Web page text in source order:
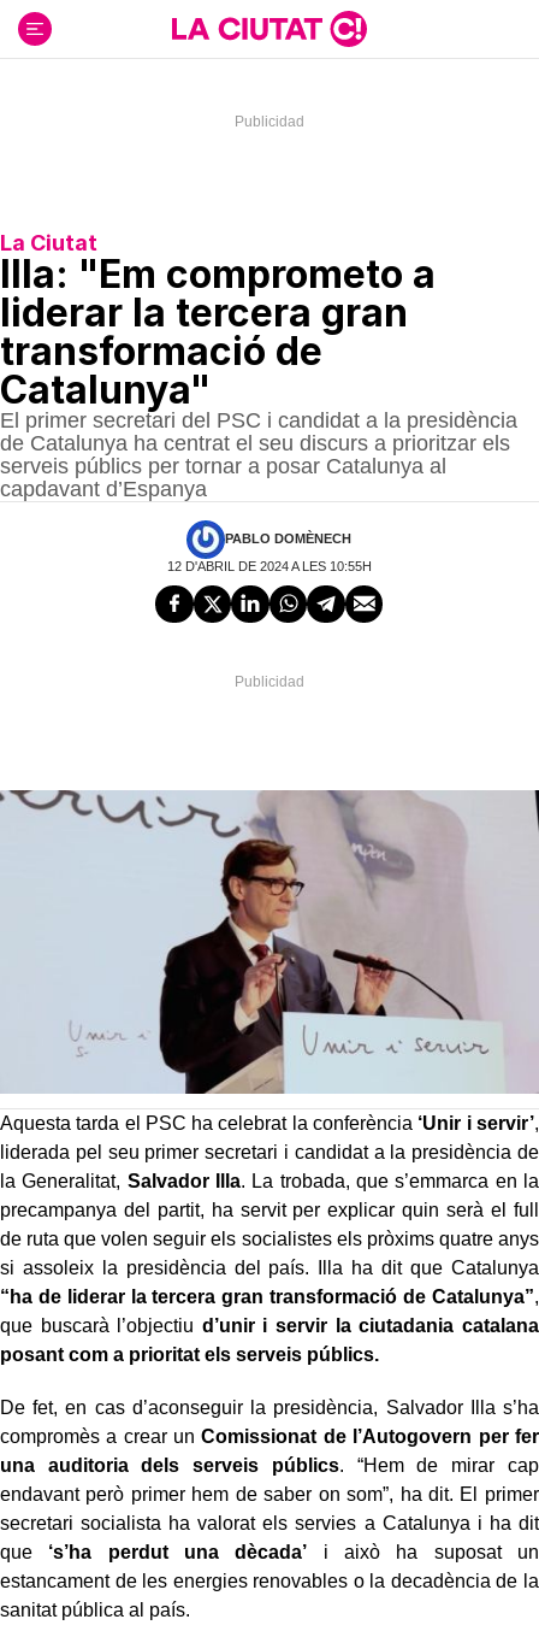
contenido
La Ciutat
Illa: "Em comprometo a
liderar la tercera gran
transformació de
Catalunya"
El primer secretari del PSC i candidat a la presidència
de Catalunya ha centrat el seu discurs a prioritzar els
serveis públics per tornar a posar Catalunya al
capdavant d’Espanya
PABLO DOMÈNECH
12 D'ABRIL DE 2024 A LES 10:55H
Aquesta tarda el PSC ha celebrat la conferència ‘Unir i servir’,
liderada pel seu primer secretari i candidat a la presidència de
la Generalitat, Salvador Illa. La trobada, que s’emmarca en la
precampanya del partit, ha servit per explicar quin serà el full
de ruta que volen seguir els socialistes els pròxims quatre anys
si assoleix la presidència del país. Illa ha dit que Catalunya
“ha de liderar la tercera gran transformació de Catalunya”,
que buscarà l’objectiu d’unir i servir la ciutadania catalana
posant com a prioritat els serveis públics.
De fet, en cas d’aconseguir la presidència, Salvador Illa s’ha
compromès a crear unComissionat de l’Autogovern per fer
una auditoria dels serveis públics. “Hem de mirar cap
endavant però primer hem de saber on som”, ha dit. El primer
secretari socialista ha valorat els servies a Catalunya i ha dit
que ‘s’ha perdut una dècada’ i això ha suposat un
estancament de les energies renovables o la decadència de la
sanitat pública al país.